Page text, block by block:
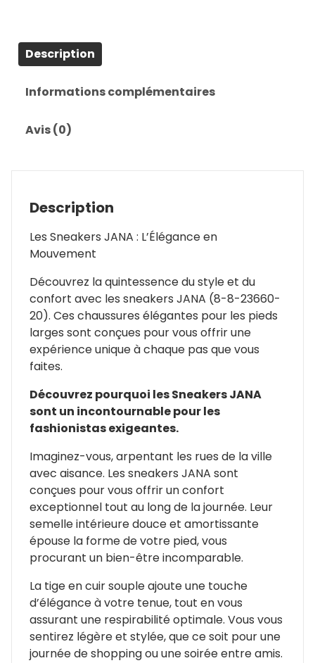
Description
Informations complémentaires
Avis (0)
Description
Les Sneakers JANA : L’Élégance en
Mouvement
Découvrez la quintessence du style et du
confort avec les sneakers JANA (8-8-23660-
20). Ces chaussures élégantes pour les pieds
larges sont conçues pour vous offrir une
expérience unique à chaque pas que vous
faites.
Découvrez pourquoi les Sneakers JANA
sont un incontournable pour les
fashionistas exigeantes.
Imaginez-vous, arpentant les rues de la ville
avec aisance. Les sneakers JANA sont
conçues pour vous offrir un confort
exceptionnel tout au long de la journée. Leur
semelle intérieure douce et amortissante
épouse la forme de votre pied, vous
procurant un bien-être incomparable.
La tige en cuir souple ajoute une touche
d’élégance à votre tenue, tout en vous
assurant une respirabilité optimale. Vous vous
sentirez légère et stylée, que ce soit pour une
journée de shopping ou une soirée entre amis.